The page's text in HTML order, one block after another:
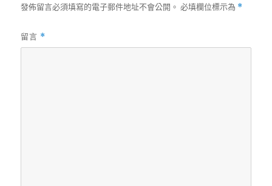
發佈留言必須填寫的電子郵件地址不會公開。 必填欄位標示為 *
留言 *